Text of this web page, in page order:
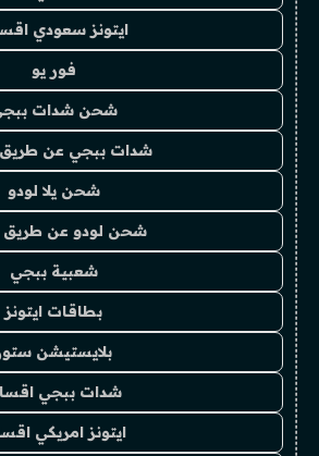
ايتونز سعودي
فور يو
شحن شدات
شدات ببجي عن طريق
شحن يلا لودو
شحن لودو عن طريق
شعبية ببجي
بطاقات ايتونز
بلايستيشن
شدات ببجي
ايتونز امريكي